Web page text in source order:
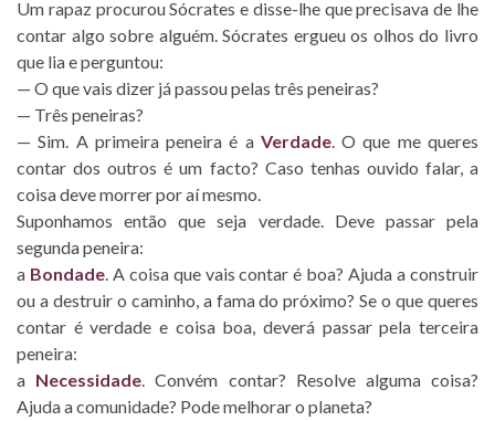
Um rapaz procurou Sócrates e disse-lhe que precisava de lhe
contar algo sobre alguém. Sócrates ergueu os olhos do livro
que lia e perguntou:
— O que vais dizer já passou pelas três peneiras?
— Três peneiras?
— Sim. A primeira peneira é a Verdade. O que me queres
contar dos outros é um facto? Caso tenhas ouvido falar, a
coisa deve morrer por aí mesmo.
Suponhamos então que seja verdade. Deve passar pela
segunda peneira:
a Bondade. A coisa que vais contar é boa? Ajuda a construir
ou a destruir o caminho, a fama do próximo? Se o que queres
contar é verdade e coisa boa, deverá passar pela terceira
peneira:
a Necessidade. Convém contar? Resolve alguma coisa?
Ajuda a comunidade? Pode melhorar o planeta?